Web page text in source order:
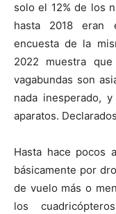
solo el 12% de los
hasta 2018 eran
encuesta de la
2022 muestra
vagabundas son
nada inesperado,
aparatos.
Hasta hace pocos
básicamente por
de vuelo más o
los